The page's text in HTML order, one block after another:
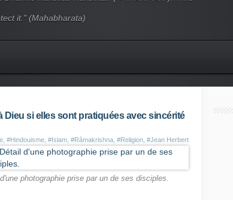
it." (Mahabharata)
si elles sont pratiquées avec sincérité
#Hindouisme #Islam #Râmakrishna #Religion #Jean Herbert
photographie prise par un de ses disciples.